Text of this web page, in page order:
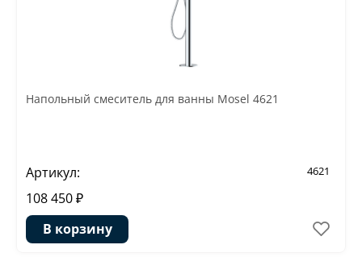
Напольный смеситель для ванны Mosel 4621
Артикул: 4621
108 450 ₽
В корзину